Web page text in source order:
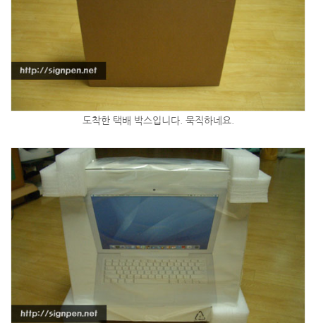
도착한 택배 박스입니다. 묵직하네요.